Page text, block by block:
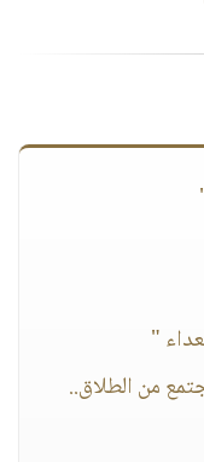
"
من الطلاق..